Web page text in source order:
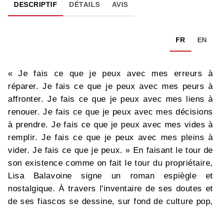
DESCRIPTIF DÉTAILS AVIS
FR EN
« Je fais ce que je peux avec mes erreurs à
réparer. Je fais ce que je peux avec mes peurs à
affronter. Je fais ce que je peux avec mes liens à
renouer. Je fais ce que je peux avec mes décisions
à prendre. Je fais ce que je peux avec mes vides à
remplir. Je fais ce que je peux avec mes pleins à
vider. Je fais ce que je peux. » En faisant le tour de
son existence comme on fait le tour du propriétaire,
Lisa Balavoine signe un roman espiègle et
nostalgique. À travers l'inventaire de ses doutes et
de ses fiascos se dessine, sur fond de culture pop,